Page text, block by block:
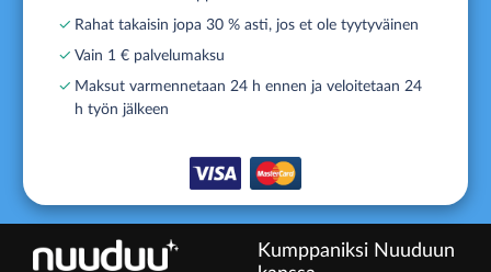
✓ Rahat takaisin jopa 30 % asti, jos et ole tyytyväinen
✓ Vain 1 € palvelumaksu
✓ Maksut varmennetaan 24 h ennen ja veloitetaan 24
h työn jälkeen
Kumppaniksi Nuuduun